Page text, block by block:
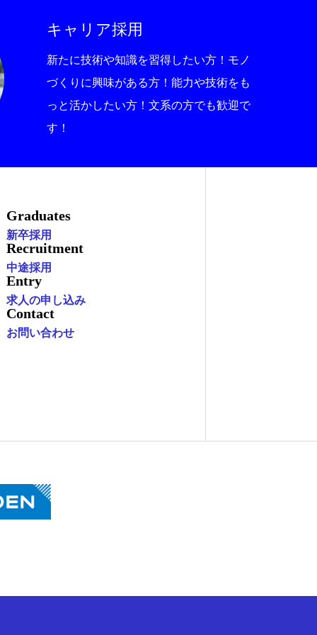
キャリア採用
新たに技術や知識を習得したい方！モノ
づくりに興味がある方！能力や技術をも
っと活かしたい方！文系の方でも歓迎で
す！
Graduates
新卒採用
Recruitment
中途採用
Entry
求人の申し込み
Contact
お問い合わせ